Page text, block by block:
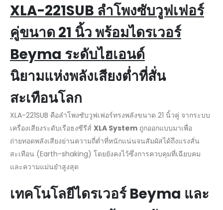
XLA-221SUB ลำโพงซับวูฟเฟอร์
คู่ขนาด 21 นิ้ว พร้อมไดรเวอร์
Beyma ระดับไฮเอนด์
นิยามแห่งพลังเสียงต่ำที่สั่น
สะเทือนโลก
XLA-221SUB คือลำโพงซับวูฟเฟอร์ทรงพลังขนาด 21 นิ้วคู่ จากระบบ
เครื่องเสียงระดับเรือธงซีรีส์ XLA System ถูกออกแบบมาเพื่อ
ถ่ายทอดพลังเสียงย่านความถี่ต่ำที่หนักแน่นจนสัมผัสได้ถึงแรงสั่น
สะเทือน (Earth-shaking) โดยยังคงไว้ซึ่งการควบคุมที่เฉียบคม
และความแม่นยำสูงสุด
เทคโนโลยีไดรเวอร์Beyma และ